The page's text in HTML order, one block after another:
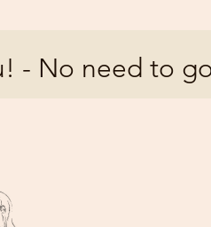
- No need to